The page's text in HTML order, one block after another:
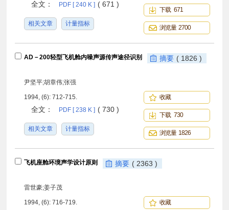
全文： PDF [ 240 K ] ( 671 )
相关文章 计量指标
下载 671
浏览量 2700
AD－200轻型飞机舱内噪声源传声途径识别 摘要 ( 1826 )
尹坚平;胡章伟;张强
1994, (6): 712-715.
全文： PDF [ 238 K ] ( 730 )
相关文章 计量指标
收藏
下载 730
浏览量 1826
飞机座舱环境声学设计原则 摘要 ( 2363 )
雷世豪;姜子茂
1994, (6): 716-719. 收藏